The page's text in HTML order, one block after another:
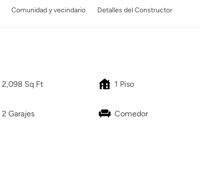
Comunidad y vecindario Detalles del Constructor
2,098 Sq Ft 1 Piso
2 Garajes Comedor